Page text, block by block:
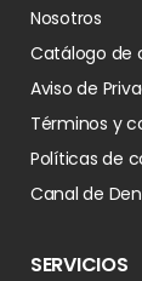
Nosotros
Catálogo de
Aviso de
Términos y
Políticas de
Canal de
SERVICIOS